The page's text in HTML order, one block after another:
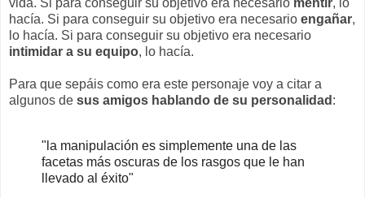
hacía. Si para conseguir su objetivo era necesario engañar,
lo hacía. Si para conseguir su objetivo era necesario
intimidar a su equipo, lo hacía.
Para que sepáis como era este personaje voy a citar a
algunos de sus amigos hablando de su personalidad :
" la manipulación es simplemente una de las
facetas más oscuras de los rasgos que le han
llevado al éxito"